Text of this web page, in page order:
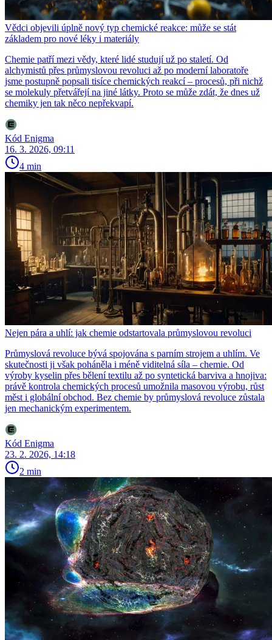
Vědci objevili úplně nový typ chemické reakce: může se stát
základem pro nové léky i materiály
Chemie patří mezi vědy, které lidé studují už po staletí. Od
alchymistů přes průmyslovou revoluci až po moderní laboratoře
jsme postupně popsali tisíce chemických reakcí – procesů, při nichž
se molekuly přetvářejí na jiné látky. Proto se může zdát, že dnes už
chemiky jen tak něco nepřekvapí.
Kód Enigma
16. 3. 2026, 09:11
4 min
Nejen pára a uhlí: jak chemie odstartovala průmyslovou revoluci
Průmyslová revoluce bývá spojována s parním strojem a uhlím. Ve
skutečnosti ji však poháněla i méně viditelná síla – chemie. Od
výroby kyselin přes bělení textilu až po syntetická barviva a hnojiva:
právě kontrola chemických procesů umožnila masovou výrobu, růst
měst i globální obchod. Bez chemie by průmyslová revoluce zůstala
jen mechanickým experimentem.
Kód Enigma
23. 2. 2026, 14:18
2 min